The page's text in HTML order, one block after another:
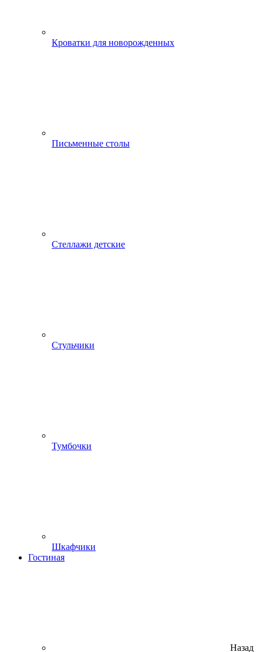
Кроватки для новорожденных
Письменные столы
Стеллажи детские
Стульчики
Тумбочки
Шкафчики
Гостиная
Назад